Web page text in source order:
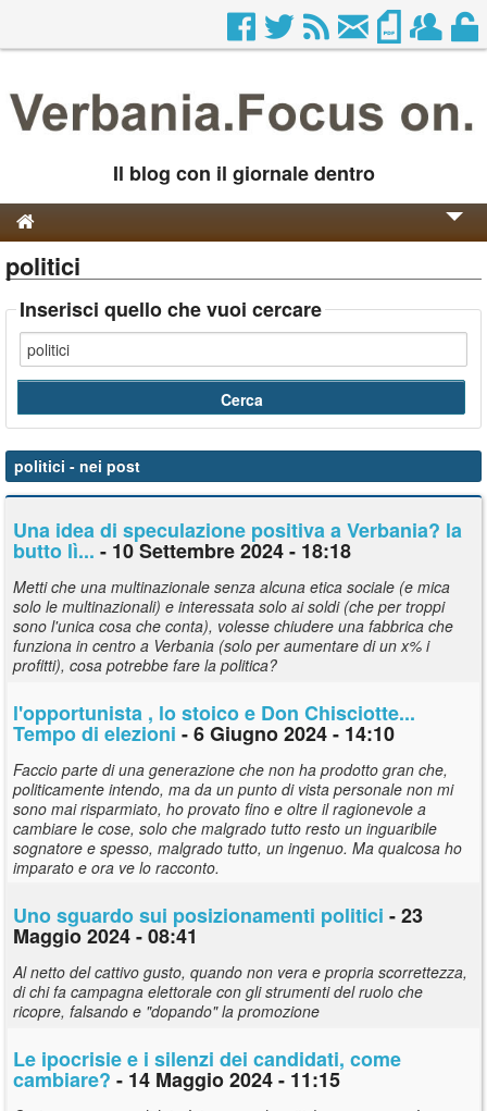
Il blog con il giornale dentro
Genesi e Storia
Contatti
politici
Inserisci quello che vuoi cercare
politici - nei post
Una idea di speculazione positiva a Verbania? la
butto lì... - 10 Settembre 2024 - 18:18
Metti che una multinazionale senza alcuna etica sociale (e mica
solo le multinazionali) e interessata solo ai soldi (che per troppi
sono l'unica cosa che conta), volesse chiudere una fabbrica che
funziona in centro a Verbania (solo per aumentare di un x% i
profitti), cosa potrebbe fare la politica?
l'opportunista , lo stoico e Don Chisciotte...
Tempo di elezioni - 6 Giugno 2024 - 14:10
Faccio parte di una generazione che non ha prodotto gran che,
politicamente intendo, ma da un punto di vista personale non mi
sono mai risparmiato, ho provato fino e oltre il ragionevole a
cambiare le cose, solo che malgrado tutto resto un inguaribile
sognatore e spesso, malgrado tutto, un ingenuo. Ma qualcosa ho
imparato e ora ve lo racconto.
Uno sguardo sui posizionamenti politici - 23
Maggio 2024 - 08:41
Al netto del cattivo gusto, quando non vera e propria scorrettezza,
di chi fa campagna elettorale con gli strumenti del ruolo che
ricopre, falsando e "dopando" la promozione
Le ipocrisie e i silenzi dei candidati, come
cambiare? - 14 Maggio 2024 - 11:15